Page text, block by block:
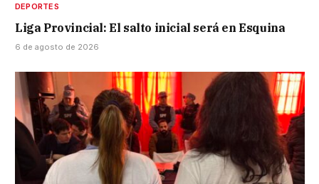
DEPORTES
Liga Provincial: El salto inicial será en Esquina
6 de agosto de 2026